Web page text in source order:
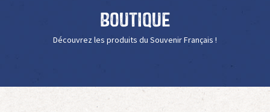
Boutique
Découvrez les produits du Souvenir Français !